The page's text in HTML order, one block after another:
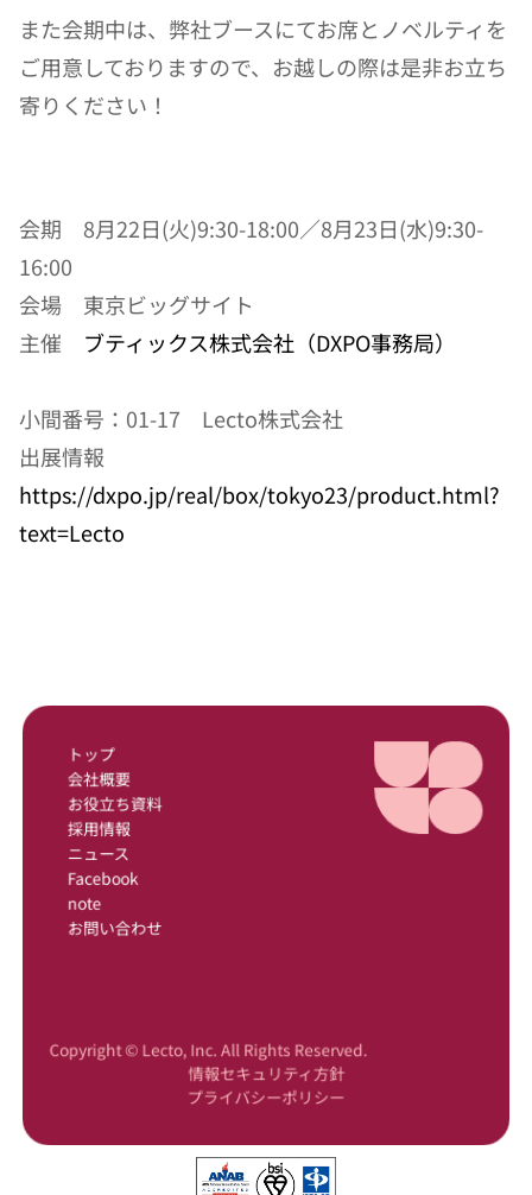
また会期中は、弊社ブースにてお席とノベルティを
ご用意しておりますので、お越しの際は是非お立ち
寄りください！
会期　8月22日(火)9:30-18:00／8月23日(水)9:30-
16:00
会場　東京ビッグサイト
主催 ブティックス株式会社（DXPO事務局）
小間番号：01-17　Lecto株式会社
出展情報
https://dxpo.jp/real/box/tokyo23/product.html?
text=Lecto
トップ
会社概要
お役立ち資料
採用情報
ニュース
Facebook
note
お問い合わせ
Copyright © Lecto, Inc. All Rights Reserved.
情報セキュリティ方針
プライバシーポリシー